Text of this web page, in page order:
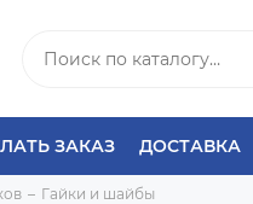
ЗАКАЗ ДОСТАВКА
Гайки и шайбы